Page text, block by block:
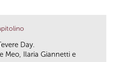
Day.
Meo, Ilaria Giannetti e